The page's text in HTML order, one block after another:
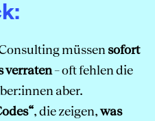
müssen sofort
verraten– oft fehlen die
aber.
, die zeigen,was